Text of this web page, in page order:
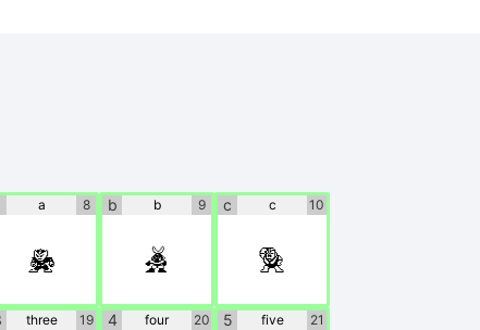
a 8
a
b b 9
b
c c 10
c
three 19 4 four 20 5 five 21